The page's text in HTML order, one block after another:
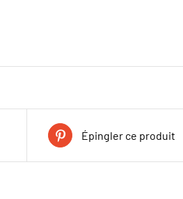
Épingler ce produit